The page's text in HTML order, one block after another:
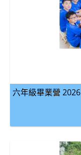
六年級畢業營 2026